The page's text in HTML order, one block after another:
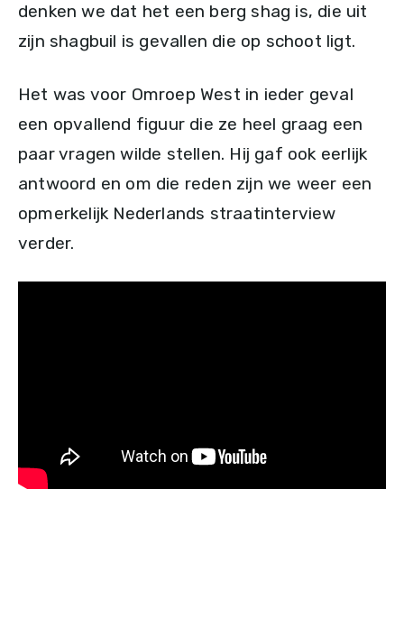
denken we dat het een berg shag is, die uit
zijn shagbuil is gevallen die op schoot ligt.
Het was voor Omroep West in ieder geval
een opvallend figuur die ze heel graag een
paar vragen wilde stellen. Hij gaf ook eerlijk
antwoord en om die reden zijn we weer een
opmerkelijk Nederlands straatinterview
verder.